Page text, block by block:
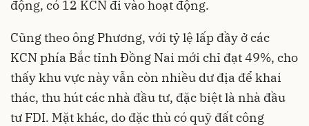
động, có 12 KCN đi vào hoạt động.
Cũng theo ông Phương, với tỷ lệ lấp đầy ở các
KCN phía Bắc tỉnh Đồng Nai mới chỉ đạt 49%, cho
thấy khu vực này vẫn còn nhiều dư địa để khai
thác, thu hút các nhà đầu tư, đặc biệt là nhà đầu
tư FDI. Mặt khác, do đặc thù có quỹ đất công